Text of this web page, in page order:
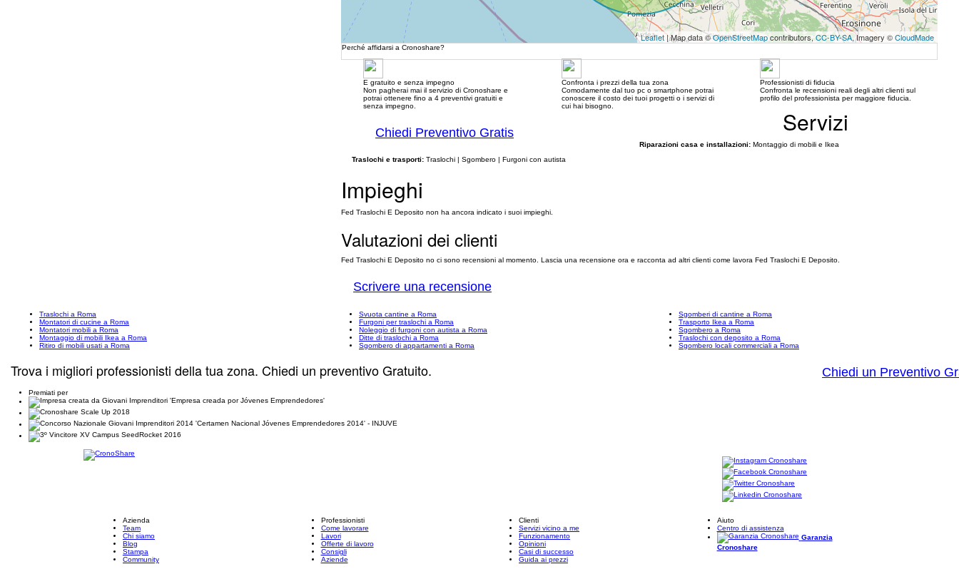
Leaflet| Map data ©OpenStreetMapcontributors, CC-BY-SA, Imagery ©CloudMade
Perché affidarsi a Cronoshare?
E gratuito e senza impegno
Non pagherai mai il servizio di Cronoshare e
potrai ottenere fino a 4 preventivi gratuiti e
senza impegno.
Confronta i prezzi della tua zona
Comodamente dal tuo pc o smartphone potrai
conoscere il costo dei tuoi progetti o i servizi di
cui hai bisogno.
Professionisti di fiducia
Confronta le recensioni reali degli altri clienti sul
profilo del professionista per maggiore fiducia.
Chiedi Preventivo Gratis Servizi
Riparazioni casa e installazioni: Montaggio di mobili e Ikea
Traslochi e trasporti: Traslochi | Sgombero | Furgoni con autista
Impieghi
Fed Traslochi E Deposito non ha ancora indicato i suoi impieghi.
Valutazioni dei clienti
Fed Traslochi E Deposito no ci sono recensioni al momento. Lascia una recensione ora e racconta ad altri clienti come lavora Fed Traslochi E Deposito.
Scrivere una recensione
Traslochi a Roma
Montatori di cucine a Roma
Montatori mobili a Roma
Montaggio di mobili Ikea a Roma
Ritiro di mobili usati a Roma
Svuota cantine a Roma
Furgoni per traslochi a Roma
Noleggio di furgoni con autista a Roma
Ditte di traslochi a Roma
Sgombero di appartamenti a Roma
Sgomberi di cantine a Roma
Trasporto Ikea a Roma
Sgombero a Roma
Traslochi con deposito a Roma
Sgombero locali commerciali a Roma
Trova i migliori professionisti della tua zona. Chiedi un preventivo Gratuito. Chiedi un Preventivo
Premiati per
Azienda
Team
Chi siamo
Blog
Stampa
Community
Professionisti
Come lavorare
Lavori
Offerte di lavoro
Consigli
Aziende
Clienti
Servizi vicino a me
Funzionamento
Opinioni
Casi di successo
Guida ai prezzi
Aiuto
Centro di assistenza
Garanzia
Cronoshare